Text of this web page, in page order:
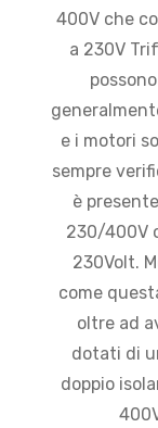
400V che
a 230V
e i motori
sempre
è
230/400V
230Volt.
come
oltre ad
dotati di
doppio